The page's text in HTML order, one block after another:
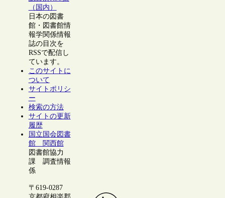
（国内）
日本の図書
館・図書館情
報学関係情報
誌の目次を
RSSで配信し
ています。
このサイトに
ついて
サイトポリシ
ー
検索の方法
サイトの更新
履歴
国立国会図書
館 関西館
図書館協力
課 調査情報
係
〒619-0287